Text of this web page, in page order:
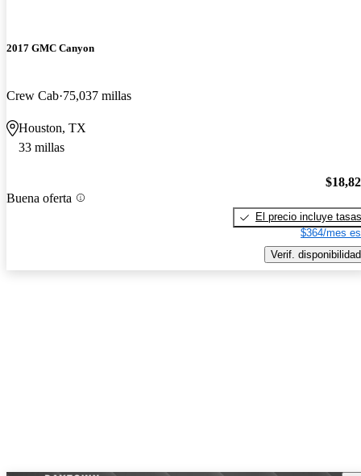
2017 GMC Canyon
Crew Cab 75,037 millas
Houston, TX
33 millas
Buena oferta
El precio incluye tasas
$364/mes
Verif. disponibilidad